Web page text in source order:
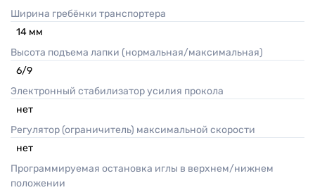
Ширина гребёнки транспортера
14 мм
Высота подъема лапки (нормальная/максимальная)
6/9
Электронный стабилизатор усилия прокола
нет
Регулятор (ограничитель) максимальной скорости
нет
Программируемая остановка иглы в верхнем/нижнем
положении